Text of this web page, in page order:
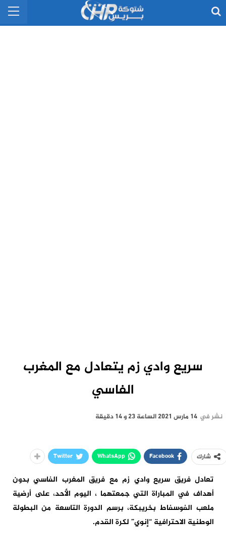
سريع وادي زم يتعادل مع المغرب
الفاسي
نشر في 14 مارس 2021 الساعة 23 و 14 دقيقة
شارك Facebook
WhatsApp
Twitter
تعادل فريق سريع وادي زم مع فريق المغرب الفاسي بدون
أهداف في المباراة التي جمعتهما ، اليوم الأحد، على أرضية
ملعب الفوسفاط بخريبكة، برسم الدورة التاسعة من البطولة
الوطنية الاحترافية “إنوي” لكرة القدم.